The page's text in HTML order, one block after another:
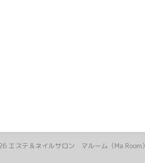
エステ＆ネイルサロン マルーム（Ma Room）